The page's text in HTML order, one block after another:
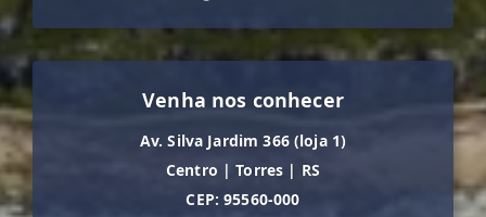
Venha nos conhecer
Av. Silva Jardim 366 (loja 1)
Centro | Torres | RS
CEP: 95560-000